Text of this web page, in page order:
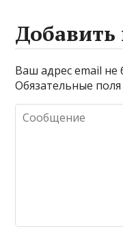
Ваш адрес email не
Обязательные